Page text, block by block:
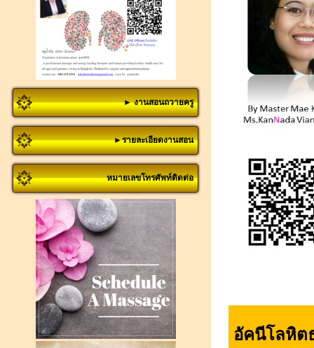
► งานสอนถวายครู
►รายละเอียดงานสอน
หมายเลขโทรศัพท์ติดต่อ
อัคนีโลหิ